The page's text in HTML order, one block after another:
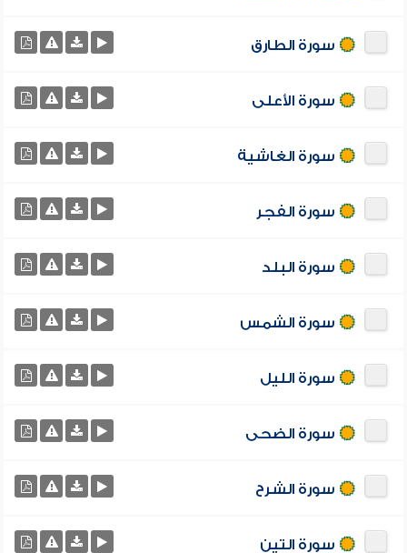
سورة الطارق
سورة الأعلى
سورة الغاشية
سورة الفجر
سورة البلد
سورة الشمس
سورة الليل
سورة الضحى
سورة الشرح
سورة التين